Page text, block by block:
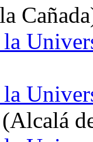
(Alcalá